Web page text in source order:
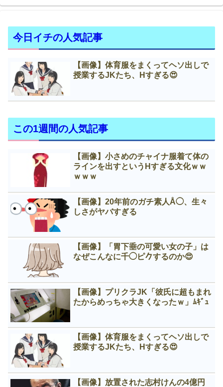
今日イチの人気記事
【画像】体育服をまくってヘソ出しで
授業するJKたち、Нすぎる😍
この1週間の人気記事
【画像】小さめのチャイナ服着て体の
ラインを出すというНすぎる文化ｗｗ
ｗｗｗ
【画像】20年前のガチ素人Å◯、生々
しさがヤバすぎる
【画像】「胃下垂の可愛い女の子」は
なぜこんなに千◯ピ𠂊するのか😍
【画像】プリクラJK「彼氏に超もまれ
たからめっちゃ大きくなったｗ」ﾑｷﾞｭ
【画像】体育服をまくってヘソ出しで
授業するJKたち、Нすぎる😍
【画像】放置された志村けんの4億円